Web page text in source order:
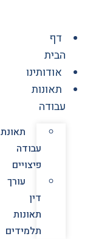
דף
הבית
אודותינו
תאונות
עבודה
תאונת
עבודה
פיצויים
עורך
דין
תאונות
תלמידים